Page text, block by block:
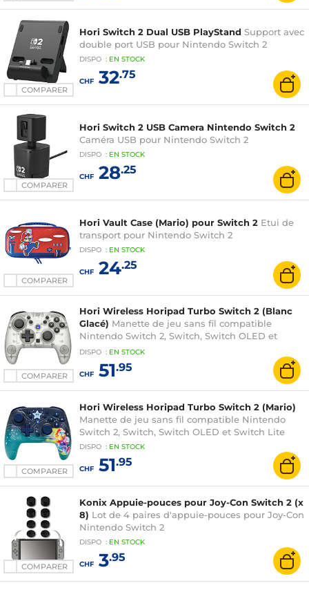
COMPARER
Hori Switch 2 Dual USB PlayStand Support avec
double port USB pour Nintendo Switch 2
DISPO : EN STOCK
CHF32.75
COMPARER
Hori Switch 2 USB Camera Nintendo Switch 2
Caméra USB pour Nintendo Switch 2
DISPO : EN STOCK
CHF28.25
COMPARER
Hori Vault Case (Mario) pour Switch 2 Etui de
transport pour Nintendo Switch 2
DISPO : EN STOCK
CHF24.25
COMPARER
Hori Wireless Horipad Turbo Switch 2 (Blanc
Glacé) Manette de jeu sans fil compatible
Nintendo Switch 2, Switch, Switch OLED et
Switch Lite
DISPO : EN STOCK
CHF51.95
COMPARER
Hori Wireless Horipad Turbo Switch 2 (Mario)
Manette de jeu sans fil compatible Nintendo
Switch 2, Switch, Switch OLED et Switch Lite
DISPO : EN STOCK
CHF51.95
COMPARER
Konix Appuie-pouces pour Joy-Con Switch 2 (x
8) Lot de 4 paires d'appuie-pouces pour Joy-Con
Nintendo Switch 2
DISPO : EN STOCK
CHF3.95